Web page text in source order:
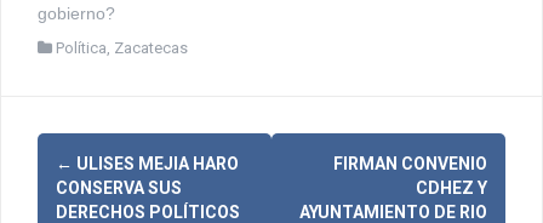
gobierno?
Política Zacatecas
N← ULISES MEJIA HARO
CONSERVA SUS
DERECHOS POLÍTICOS
FIRMAN CONVENIO
CDHEZ Y
AYUNTAMIENTO DE RIO